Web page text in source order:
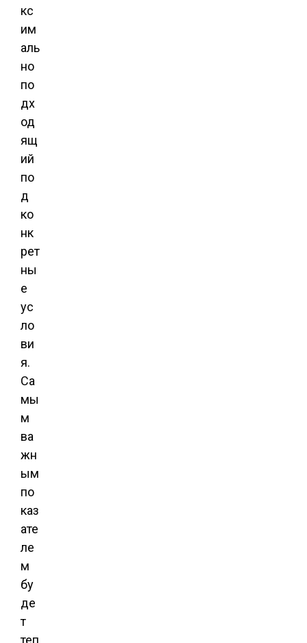
кс
им
аль
но
по
дх
од
ящ
ий
по
д
ко
нк
рет
ны
е
ус
ло
ви
я.
Са
мы
м
ва
жн
ым
по
каз
ате
ле
м
бу
де
т
теп